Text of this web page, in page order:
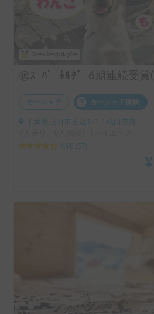
カーシェア カーシェア保険
千葉県成田市古込1-1, ' 成田空港
4.98
57
¥